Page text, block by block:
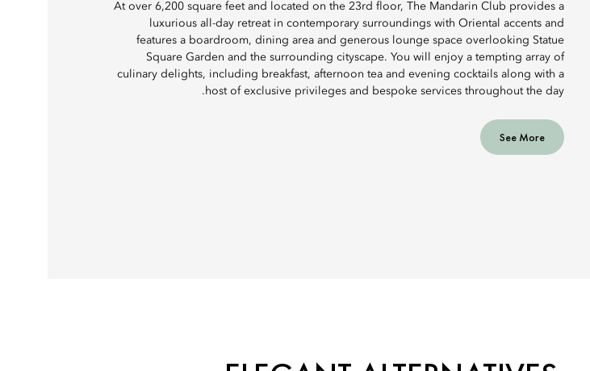
At over 6,200 square feet and located on the 23rd floor, The Mandarin Club provides a
luxurious all-day retreat in contemporary surroundings with Oriental accents and
features a boardroom, dining area and generous lounge space overlooking Statue
Square Garden and the surrounding cityscape. You will enjoy a tempting array of
culinary delights, including breakfast, afternoon tea and evening cocktails along with a
host of exclusive privileges and bespoke services throughout the day.
See More